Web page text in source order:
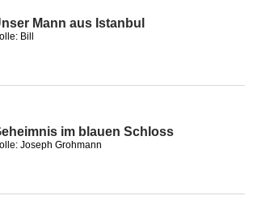
Mann aus Istanbul
Bill
im blauen Schloss
Joseph Grohmann